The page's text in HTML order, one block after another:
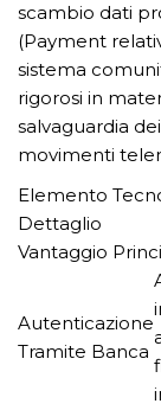
scambio dati
(Payment
sistema
rigorosi in
salvaguardia
movimenti
Elemento
Dettaglio
Vantaggio
Autenticazione
Tramite Banca